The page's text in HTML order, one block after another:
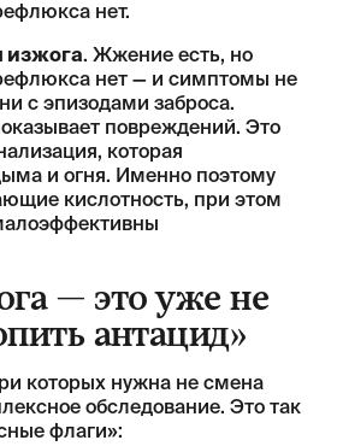
нет.
изжога. Жжение есть, но
нет — и симптомы не
с эпизодами заброса.
повреждений. Это
которая
и огня. Именно поэтому
кислотность, при этом
— это уже не
антацид»
которых нужна не смена
обследование. Это так
флаги»: